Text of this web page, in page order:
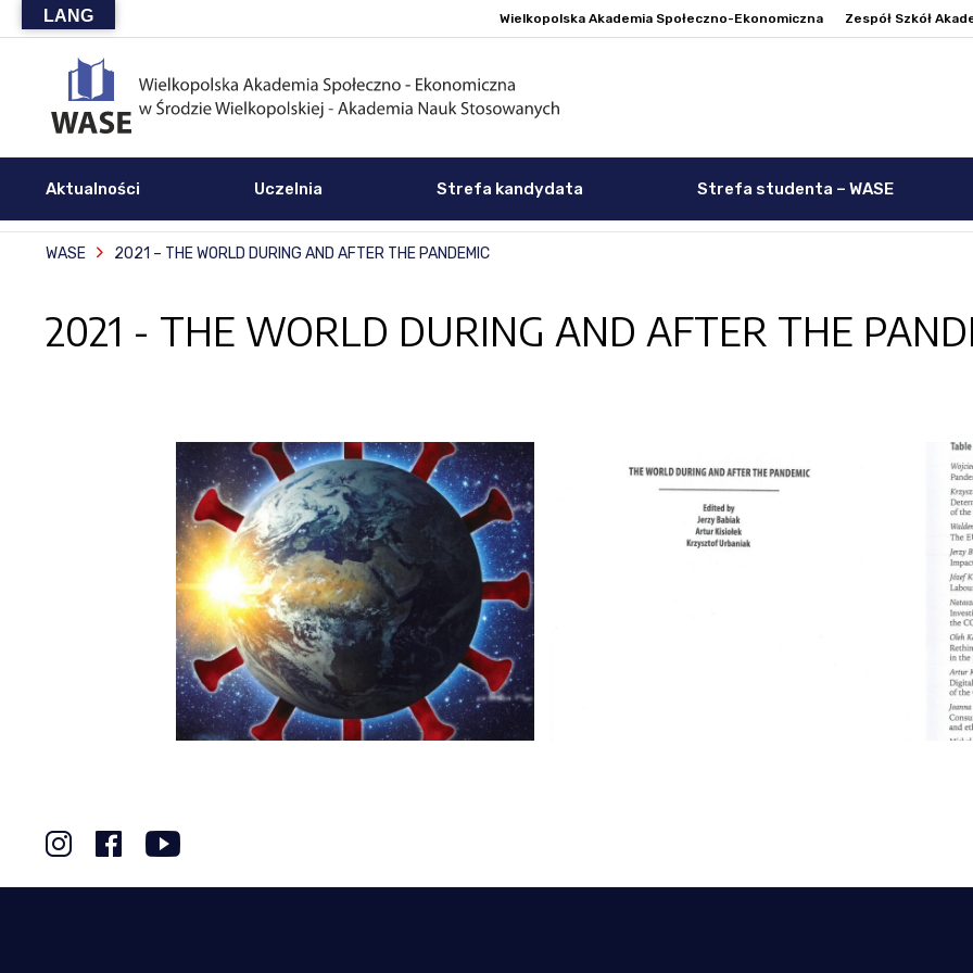
Wielkopolska Akademia Społeczno-Ekonomiczna Zespół Szkół
Aktualności Uczelnia Strefa kandydata Strefa studenta – WASE
WASE 2021 – THE WORLD DURING AND AFTER THE PANDEMIC
2021 - THE WORLD DURING AND AFTER THE
LANG